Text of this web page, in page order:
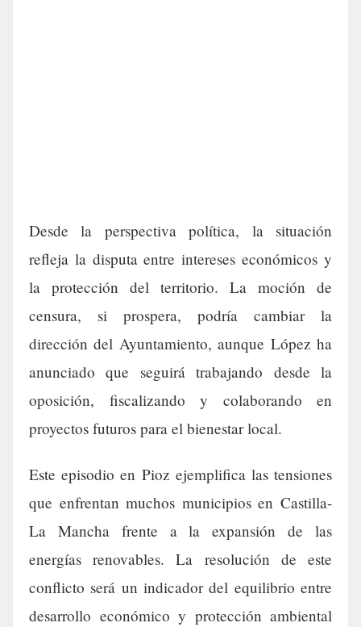
Desde la perspectiva política, la situación
refleja la disputa entre intereses económicos y
la protección del territorio. La moción de
censura, si prospera, podría cambiar la
dirección del Ayuntamiento, aunque López ha
anunciado que seguirá trabajando desde la
oposición, fiscalizando y colaborando en
proyectos futuros para el bienestar local.
Este episodio en Pioz ejemplifica las tensiones
que enfrentan muchos municipios en Castilla-
La Mancha frente a la expansión de las
energías renovables. La resolución de este
conflicto será un indicador del equilibrio entre
desarrollo económico y protección ambiental